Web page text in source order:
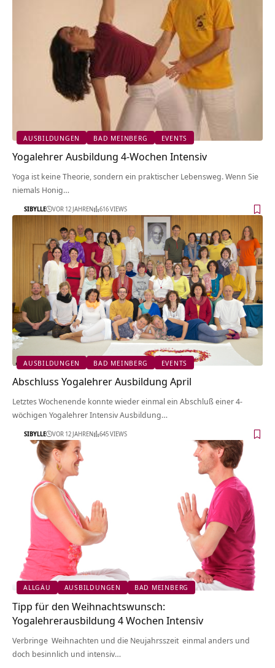
AUSBILDUNGEN BAD MEINBERG EVENTS
Yogalehrer Ausbildung 4-Wochen Intensiv
Yoga ist keine Theorie, sondern ein praktischer Lebensweg. Wenn Sie
niemals Honig…
SIBYLLE VOR 12 JAHREN 616 VIEWS
AUSBILDUNGEN BAD MEINBERG EVENTS
Abschluss Yogalehrer Ausbildung April
Letztes Wochenende konnte wieder einmal ein Abschluß einer 4-
wöchigen Yogalehrer Intensiv Ausbildung…
SIBYLLE VOR 12 JAHREN 645 VIEWS
ALLGÄU AUSBILDUNGEN BAD MEINBERG
Tipp für den Weihnachtswunsch:
Yogalehrerausbildung 4 Wochen Intensiv
Verbringe Weihnachten und die Neujahrsszeit einmal anders und
doch besinnlich und intensiv…